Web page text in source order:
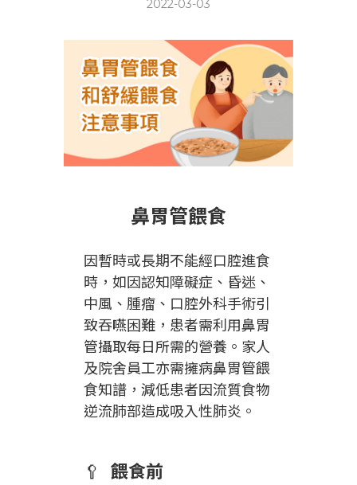
2022-03-03
鼻胃管餵食
因暫時或長期不能經口腔進食
時，如因認知障礙症、昏迷、
中風、腫瘤、口腔外科手術引
致吞嚥困難，患者需利用鼻胃
管攝取每日所需的營養。家人
及院舍員工亦需擁病鼻胃管餵
食知譜，減低患者因流質食物
逆流肺部造成吸入性肺炎。
🥄 餵食前